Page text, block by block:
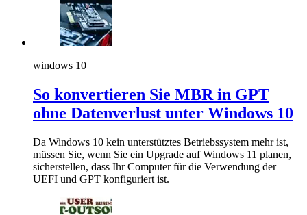
windows 10
So konvertieren Sie MBR in GPT
ohne Datenverlust unter Windows 10
Da Windows 10 kein unterstütztes Betriebssystem mehr ist,
müssen Sie, wenn Sie ein Upgrade auf Windows 11 planen,
sicherstellen, dass Ihr Computer für die Verwendung der
UEFI und GPT konfiguriert ist.